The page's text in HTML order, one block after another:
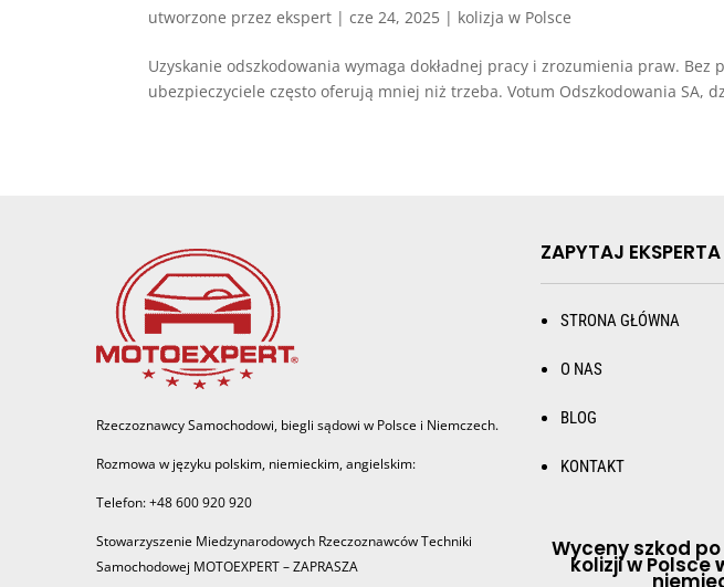
utworzone przezekspert |cze 24, 2025 | kolizja w Polsce
Uzyskanie odszkodowania wymaga dokładnej pracy i zrozumienia praw.
ubezpieczyciele często oferują mniej niż trzeba. Votum Odszkodowania SA,
Rzeczoznawcy Samochodowi, biegli sądowi w Polsce i Niemczech.
Rozmowa w języku polskim, niemieckim, angielskim:
Telefon: +48 600 920 920
Stowarzyszenie Miedzynarodowych Rzeczoznawców Techniki
Samochodowej MOTOEXPERT – ZAPRASZA
ZAPYTAJ
STRONA GŁÓWNA
O NAS
BLOG
KONTAKT
Wyceny szkod
kolizji w Polsce